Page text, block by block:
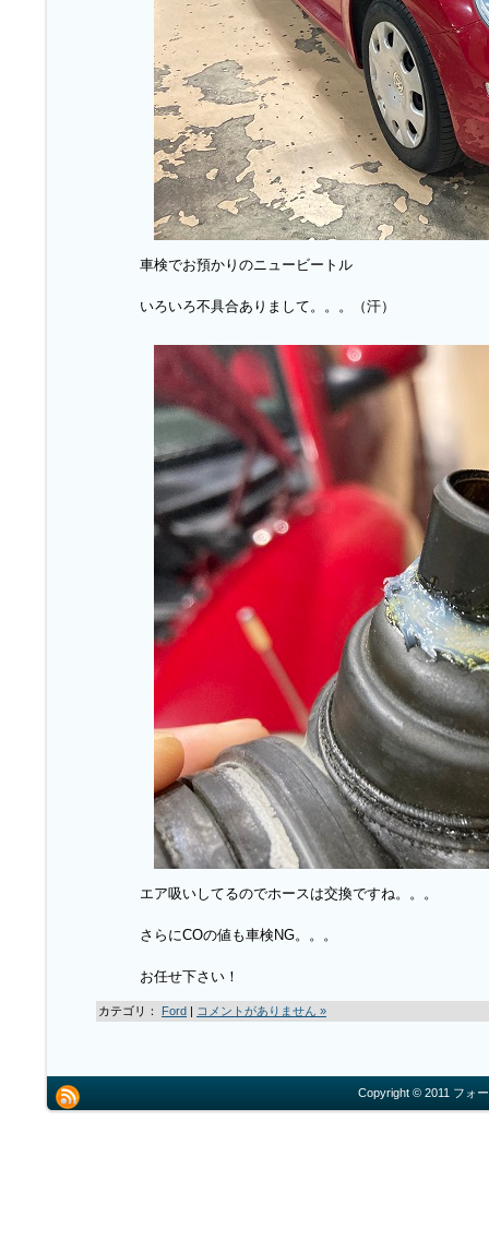
車検でお預かりのニュービートル
いろいろ不具合ありまして。。。（汗）
エア吸いしてるのでホースは交換ですね。。。
さらにCOの値も車検NG。。。
お任せ下さい！
カテゴリ： Ford | コメントがありません »
Copyright © 2011 フォ